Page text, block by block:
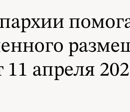
апреля